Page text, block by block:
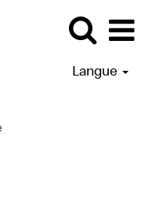
Langue